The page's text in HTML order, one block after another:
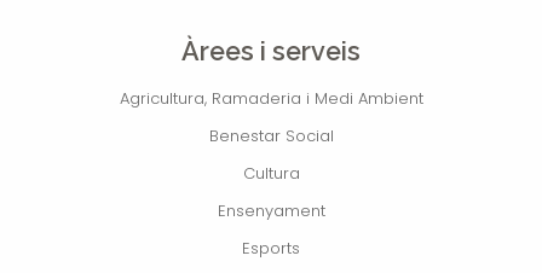
Àrees i serveis
Agricultura, Ramaderia i Medi Ambient
Benestar Social
Cultura
Ensenyament
Esports